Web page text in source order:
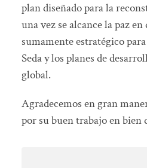
plan diseñado para la
una vez se alcance la paz
sumamente estratégico
Seda y los planes de
global.
Agradecemos en gran
por su buen trabajo en bien